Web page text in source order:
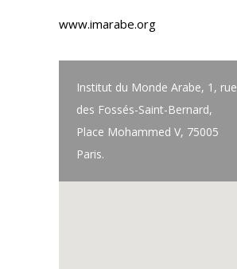
www.imarabe.org
Institut du Monde Arabe, 1, rue
des Fossés-Saint-Bernard,
Place Mohammed V, 75005
Paris.